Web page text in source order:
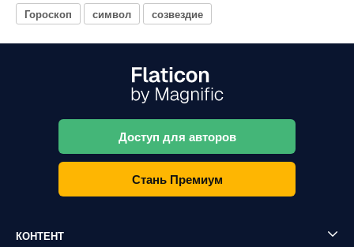
Гороскоп
символ созвездие
Доступ для авторов
Стань Премиум
КОНТЕНТ